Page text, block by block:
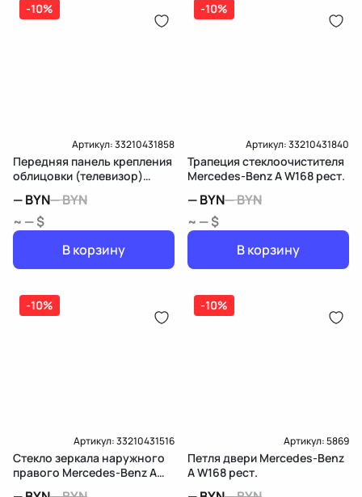
-10%
Артикул:33210431858
Передняя панель крепления
облицовки (телевизор)
—BYN—BYN
~ — $
В корзину
-10%
Артикул:33210431840
Трапеция стеклоочистителя
Mercedes-Benz A W168 рест.
—BYN—BYN
~ — $
В корзину
-10%
Артикул:33210431516
Стекло зеркала наружного
правого Mercedes-Benz A
-10%
Артикул:5869
Петля двери Mercedes-Benz
A W168 рест.